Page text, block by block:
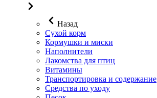
Назад
Сухой корм
Кормушки и миски
Наполнители
Лакомства для птиц
Витамины
Транспортировка и содержание
Средства по уходу